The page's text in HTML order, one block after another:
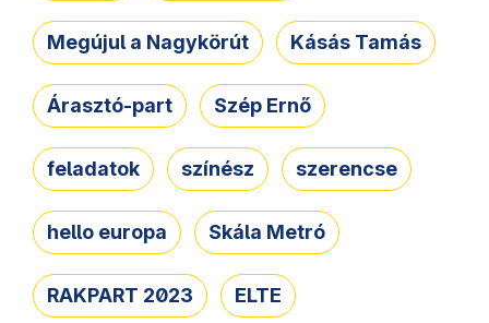
Megújul a Nagykörút Kásás Tamás
Árasztó-part Szép Ernő
feladatok színész szerencse
hello europa Skála Metró
RAKPART 2023 ELTE